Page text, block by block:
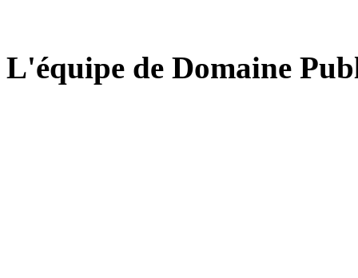
L'équipe de Domaine